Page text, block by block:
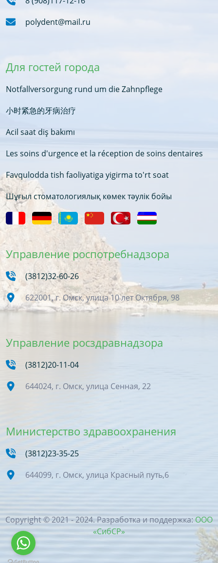
polydent@mail.ru
Для гостей города
Notfallversorgung rund um die Zahnpflege
小时紧急的牙病治疗
Acil saat diş bakımı
Les soins d'urgence et la réception de soins dentaires
Favqulodda tish faoliyatiga yigirma to'rt soat
Шұғыл стоматологиялық көмек тәулік бойы
Управление роспотребнадзора
(3812)32-60-26
622001, г. Омск, улица 10 лет Октября, 98
Управление росздравнадзора
(3812)20-11-04
644024, г. Омск, улица Сенная, 22
Министерство здравоохранения
(3812)23-35-25
644099, г. Омск, улица Красный путь,6
Copyright © 2021 - 2024. Разработка и поддержка: ООО
«СибСР»